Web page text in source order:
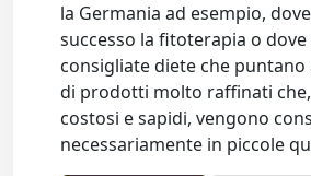
la Germania ad esempio,
successo la fitoterapia o
consigliate diete che puntano
di prodotti molto raffinati
costosi e sapidi, vengono
necessariamente in piccole